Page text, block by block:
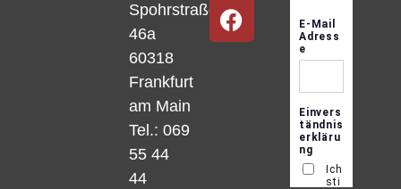
Spohrstraße
46a
60318
Frankfurt
am Main
Tel.: 069
55 44
44